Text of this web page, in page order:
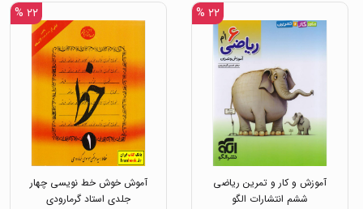
۲۲ %
آموزش و کار و تمرین ریاضی
ششم انتشارات الگو
۲۲ %
آموش خوش خط نویسی چهار
جلدی استاد گرمارودی